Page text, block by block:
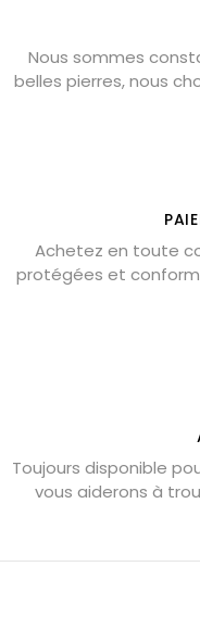
L’améthyste est-elle
Chrysocolle : pierre
Obsidienne dorée :
Véritable citrine
Où placer la citrine
Cornaline :
Capricorne : quelles
Shungite :
Bagues en
Lapis lazuli :
Citrine : propriétés
Aigue-marine :
Nous sommes
belles pierres, nous
Achetez en toute
protégées et
Toujours disponible
vous aiderons à